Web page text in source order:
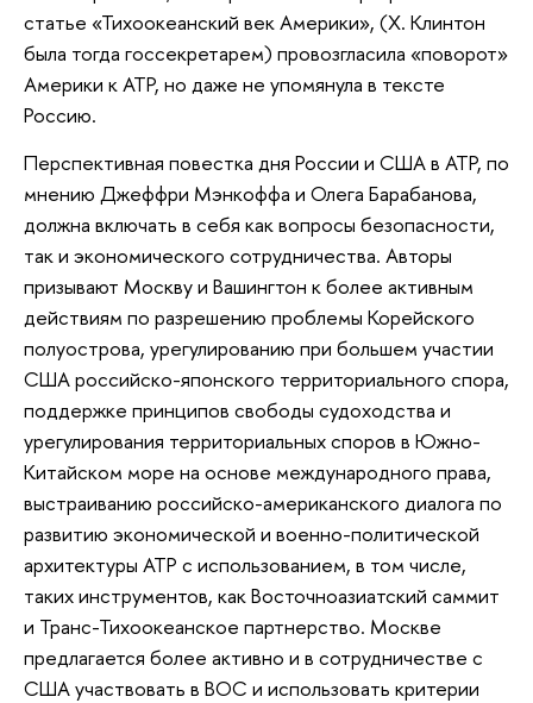
статье «Тихоокеанский век Америки», (Х. Клинтон
была тогда госсекретарем) провозгласила «поворот»
Америки к АТР, но даже не упомянула в тексте
Россию.
Перспективная повестка дня России и США в АТР, по
мнению Джеффри Мэнкоффа и Олега Барабанова,
должна включать в себя как вопросы безопасности,
так и экономического сотрудничества. Авторы
призывают Москву и Вашингтон к более активным
действиям по разрешению проблемы Корейского
полуострова, урегулированию при большем участии
США российско-японского территориального спора,
поддержке принципов свободы судоходства и
урегулирования территориальных споров в Южно-
Китайском море на основе международного права,
выстраиванию российско-американского диалога по
развитию экономической и военно-политической
архитектуры АТР с использованием, в том числе,
таких инструментов, как Восточноазиатский саммит
и Транс-Тихоокеанское партнерство. Москве
предлагается более активно и в сотрудничестве с
США участвовать в ВОС и использовать критерии